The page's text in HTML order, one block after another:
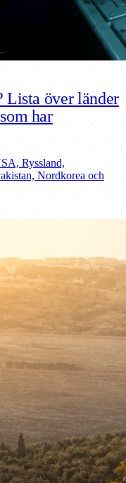
Lista över länder
har
Ryssland,
Nordkorea och